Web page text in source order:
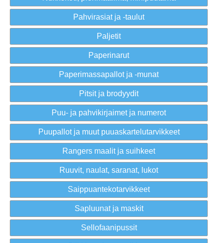
Pahvirasiat ja -taulut
Paljetit
Paperinarut
Paperimassapallot ja -munat
Pitsit ja brodyydit
Puu- ja pahvikirjaimet ja numerot
Puupallot ja muut puuaskartelutarvikkeet
Rangers maalit ja suihkeet
Ruuvit, naulat, saranat, lukot
Saippuantekotarvikkeet
Sapluunat ja maskit
Sellofaanipussit